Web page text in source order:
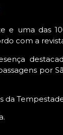
e uma das
com a
por
da